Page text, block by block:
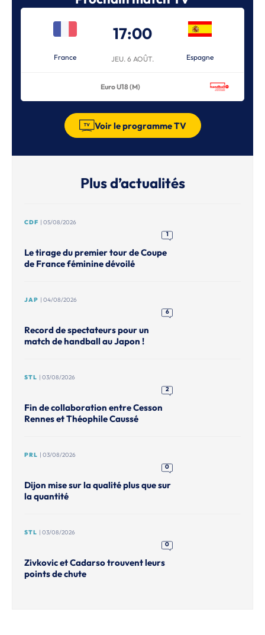
France
17:00
JEU. 6 AOÛT. Espagne
Euro U18 (M)
Voir le programme TV
Plus d’actualités
CDF | 05/08/2026
1
Le tirage du premier tour de Coupe
de France féminine dévoilé
JAP | 04/08/2026
6
Record de spectateurs pour un
match de handball au Japon !
STL | 03/08/2026
2
Fin de collaboration entre Cesson
Rennes et Théophile Caussé
PRL | 03/08/2026
0
Dijon mise sur la qualité plus que sur
la quantité
STL | 03/08/2026
0
Zivkovic et Cadarso trouvent leurs
points de chute